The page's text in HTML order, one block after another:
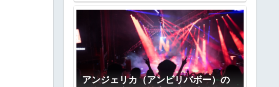
アンジェリカ（アンビリバボー）の